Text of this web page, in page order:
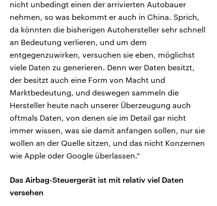
nicht unbedingt einen der arrivierten Autobauer
nehmen, so was bekommt er auch in China. Sprich,
da könnten die bisherigen Autohersteller sehr schnell
an Bedeutung verlieren, und um dem
entgegenzuwirken, versuchen sie eben, möglichst
viele Daten zu generieren. Denn wer Daten besitzt,
der besitzt auch eine Form von Macht und
Marktbedeutung, und deswegen sammeln die
Hersteller heute nach unserer Überzeugung auch
oftmals Daten, von denen sie im Detail gar nicht
immer wissen, was sie damit anfangen sollen, nur sie
wollen an der Quelle sitzen, und das nicht Konzernen
wie Apple oder Google überlassen.“
Das Airbag-Steuergerät ist mit relativ viel Daten
versehen